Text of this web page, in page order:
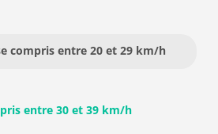
135
le permis de conduire :
compris entre 20 et 29 km/h
route : R413-14
entre 30 et 39 km/h